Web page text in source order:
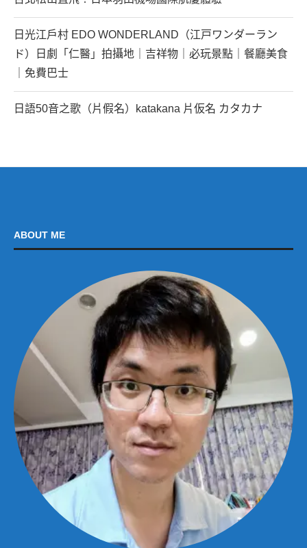
日光江戶村 EDO WONDERLAND（江戸ワンダーラン
ド）日劇「仁醫」拍攝地｜吉祥物｜必玩景點｜餐廳美食
｜免費巴士
日語50音之歌（片假名）katakana 片仮名 カタカナ
ABOUT ME